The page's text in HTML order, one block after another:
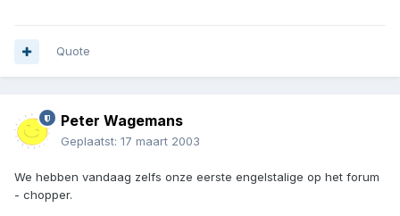
Quote
Peter Wagemans
Geplaatst: 17 maart 2003
We hebben vandaag zelfs onze eerste engelstalige op het forum
- chopper.